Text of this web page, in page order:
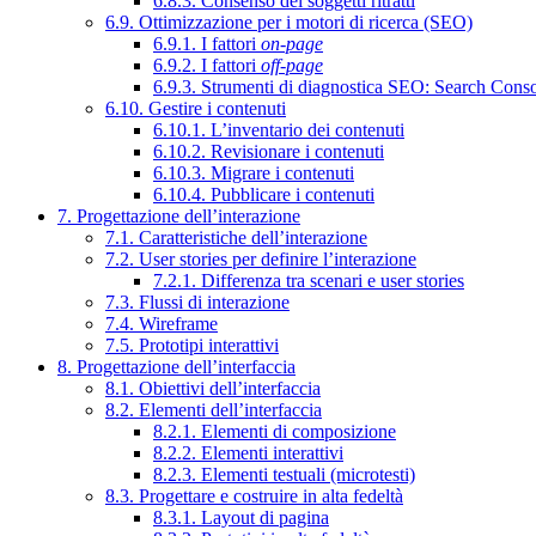
6.9. Ottimizzazione per i motori di ricerca (SEO)
6.9.1. I fattori on-page
6.9.2. I fattori off-page
6.9.3. Strumenti di diagnostica SEO: Search
6.10. Gestire i contenuti
6.10.1. L’inventario dei contenuti
6.10.2. Revisionare i contenuti
6.10.3. Migrare i contenuti
6.10.4. Pubblicare i contenuti
7. Progettazione dell’interazione
7.1. Caratteristiche dell’interazione
7.2. User stories per definire l’interazione
7.2.1. Differenza tra scenari e user stories
7.3. Flussi di interazione
7.4. Wireframe
7.5. Prototipi interattivi
8. Progettazione dell’interfaccia
8.1. Obiettivi dell’interfaccia
8.2. Elementi dell’interfaccia
8.2.1. Elementi di composizione
8.2.2. Elementi interattivi
8.2.3. Elementi testuali (microtesti)
8.3. Progettare e costruire in alta fedeltà
8.3.1. Layout di pagina